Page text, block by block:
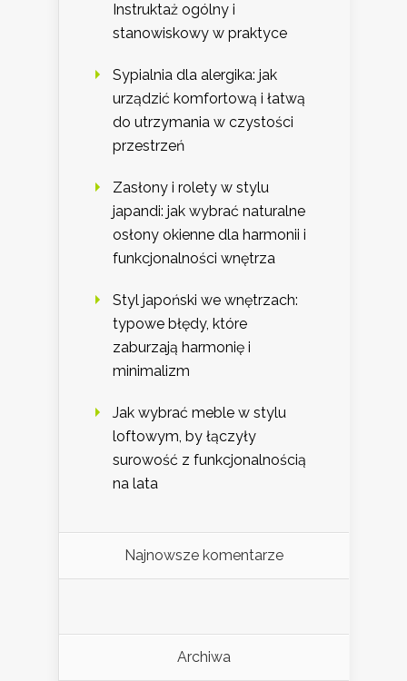
Instruktaż ogólny i
stanowiskowy w praktyce
Sypialnia dla alergika: jak
urządzić komfortową i łatwą
do utrzymania w czystości
przestrzeń
Zasłony i rolety w stylu
japandi: jak wybrać naturalne
osłony okienne dla harmonii i
funkcjonalności wnętrza
Styl japoński we wnętrzach:
typowe błędy, które
zaburzają harmonię i
minimalizm
Jak wybrać meble w stylu
loftowym, by łączyły
surowość z funkcjonalnością
na lata
Najnowsze komentarze
Archiwa